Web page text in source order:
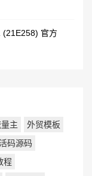
(21E258) 官方
主
外贸模板
码源码
程